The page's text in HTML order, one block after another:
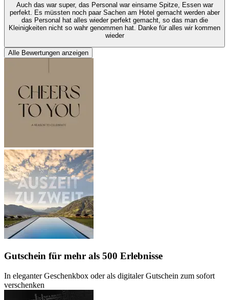
Auch das war super, das Personal war einsame Spitze, Essen war
perfekt. Es müssten noch paar Sachen am Hotel gemacht werden aber
das Personal hat alles wieder perfekt gemacht, so das man die
Kleinigkeiten nicht so wahr genommen hat. Danke für alles wir kommen
wieder
Alle Bewertungen anzeigen
Gutschein für mehr als 500 Erlebnisse
In eleganter Geschenkbox oder als digitaler Gutschein zum sofort
verschenken